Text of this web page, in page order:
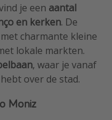
je een aantal
en kerken. De
charmante kleine
lokale markten.
, waar je vanaf
over de stad.
Moniz